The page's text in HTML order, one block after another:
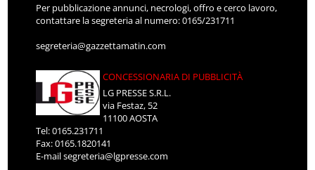
Per pubblicazione annunci, necrologi, offro e cerco lavoro,
contattare la segreteria al numero: 0165/231711
segreteria@gazzettamatin.com
CONCESSIONARIA DI PUBBLICITÀ
LG PRESSE S.R.L.
via Festaz, 52
11100 AOSTA
Tel: 0165.231711
Fax: 0165.1820141
E-mailsegreteria@lgpresse.com